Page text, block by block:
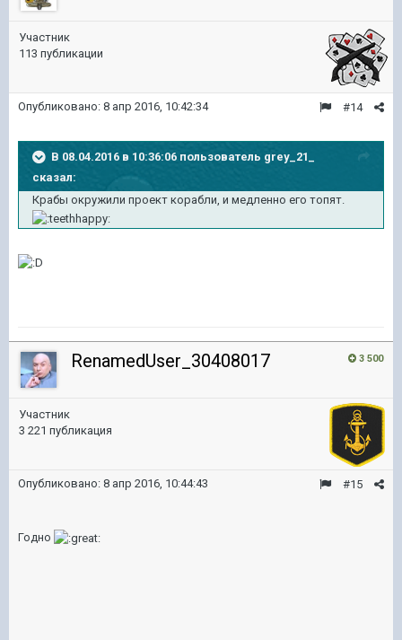
Участник
113 публикации
#14
Опубликовано: 8 апр 2016, 10:42:34
В 08.04.2016 в 10:36:06 пользователь grey_21_
сказал:
Крабы окружили проект корабли, и медленно его топят.
3 500
RenamedUser_30408017
Участник
3 221 публикация
#15
Опубликовано: 8 апр 2016, 10:44:43
Годно